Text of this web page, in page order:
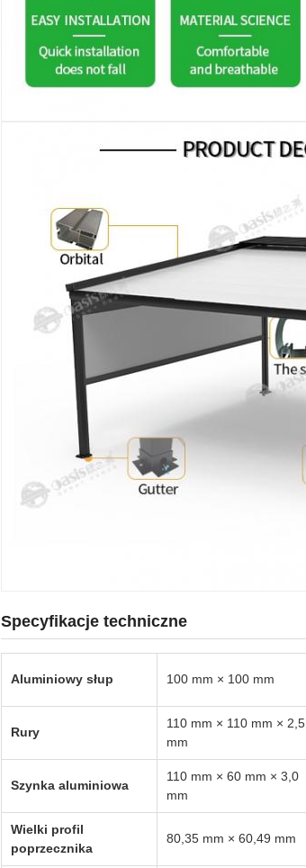
Specyfikacje techniczne
Aluminiowy słup 100 mm × 100 mm
Rury
110 mm × 110 mm × 2,5
mm
Szynka aluminiowa
110 mm × 60 mm × 3,0
mm
Wielki profil
poprzecznika
80,35 mm × 60,49 mm